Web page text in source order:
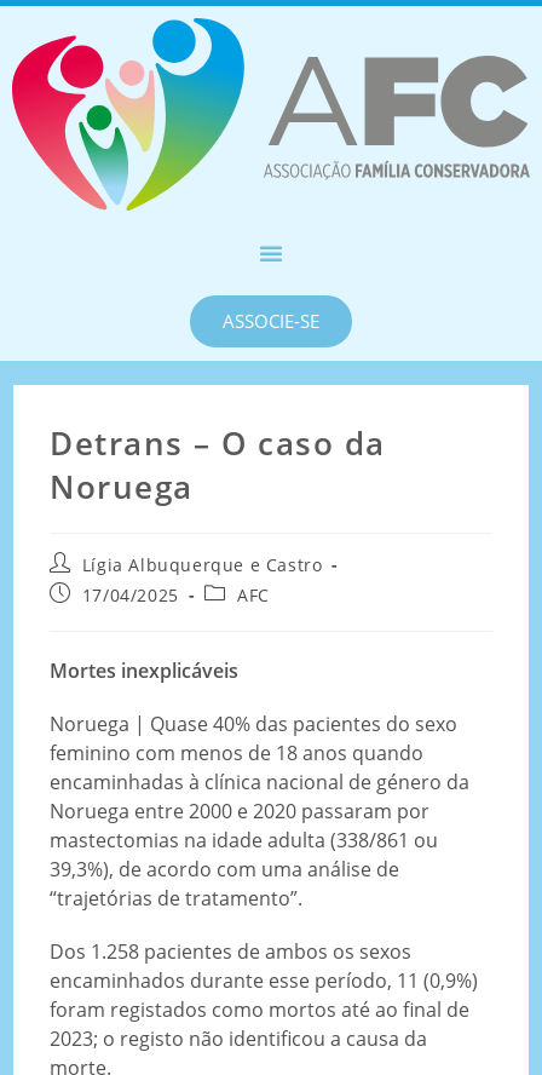
ASSOCIE-SE
Detrans – O caso da
Noruega
Lígia Albuquerque e Castro
17/04/2025
AFC
Mortes inexplicáveis
Noruega | Quase 40% das pacientes do sexo
feminino com menos de 18 anos quando
encaminhadas à clínica nacional de género da
Noruega entre 2000 e 2020 passaram por
mastectomias na idade adulta (338/861 ou
39,3%), de acordo com uma análise de
“trajetórias de tratamento”.
Dos 1.258 pacientes de ambos os sexos
encaminhados durante esse período, 11 (0,9%)
foram registados como mortos até ao final de
2023; o registo não identificou a causa da
morte.